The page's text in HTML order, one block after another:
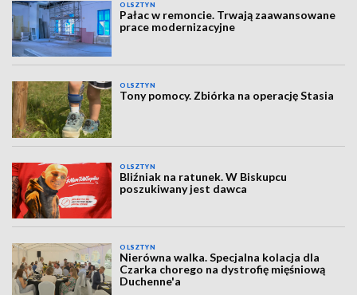
OLSZTYN
Pałac w remoncie. Trwają zaawansowane
prace modernizacyjne
OLSZTYN
Tony pomocy. Zbiórka na operację Stasia
OLSZTYN
Bliźniak na ratunek. W Biskupcu
poszukiwany jest dawca
OLSZTYN
Nierówna walka. Specjalna kolacja dla
Czarka chorego na dystrofię mięśniową
Duchenne'a